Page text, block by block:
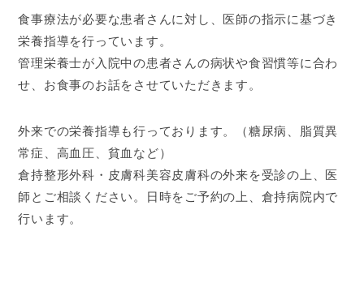
食事療法が必要な患者さんに対し、医師の指示に基づき
栄養指導を行っています。
管理栄養士が入院中の患者さんの病状や食習慣等に合わ
せ、お食事のお話をさせていただきます。
外来での栄養指導も行っております。（糖尿病、脂質異
常症、高血圧、貧血など）
倉持整形外科・皮膚科美容皮膚科の外来を受診の上、医
師とご相談ください。日時をご予約の上、倉持病院内で
行います。